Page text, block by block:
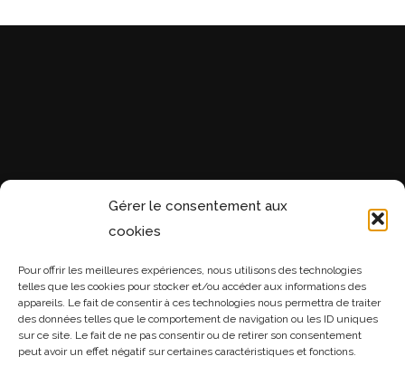
Gérer le consentement aux
cookies
Pour offrir les meilleures expériences, nous utilisons des technologies
telles que les cookies pour stocker et/ou accéder aux informations des
appareils. Le fait de consentir à ces technologies nous permettra de traiter
des données telles que le comportement de navigation ou les ID uniques
sur ce site. Le fait de ne pas consentir ou de retirer son consentement
peut avoir un effet négatif sur certaines caractéristiques et fonctions.